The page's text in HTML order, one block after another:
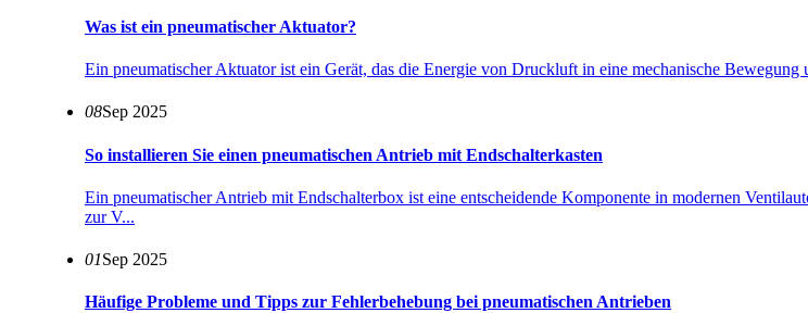
Was ist ein pneumatischer Aktuator?
Ein pneumatischer Aktuator ist ein Gerät, das die Energie von Druckluft in eine mechanische
08Sep 2025
So installieren Sie einen pneumatischen Antrieb mit Endschalterkasten
Ein pneumatischer Antrieb mit Endschalterbox ist eine entscheidende Komponente in modernen
zur V...
01Sep 2025
Häufige Probleme und Tipps zur Fehlerbehebung bei pneumatischen Antrieben